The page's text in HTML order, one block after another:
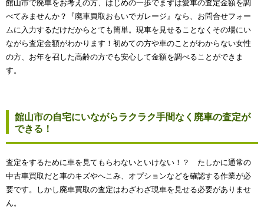
館山市で廃車をお考えの方、はじめの一歩でまずは愛車の査定金額を調
べてみませんか？『廃車買取おもいでガレージ』なら、お問合せフォー
ムに入力するだけだからとても簡単。現車を見せることなくその場にい
ながら査定金額がわかります！初めての方や車のことがわからない女性
の方、お年を召した高齢の方でも安心して金額を調べることができま
す。
館山市の自宅にいながらラクラク手間なく廃車の査定が
できる！
査定をするために車を見てもらわないといけない！？ たしかに通常の
中古車買取だと車のキズやへこみ、オプションなどを確認する作業が必
要です。しかし廃車買取の査定はわざわざ現車を見せる必要がありませ
ん。